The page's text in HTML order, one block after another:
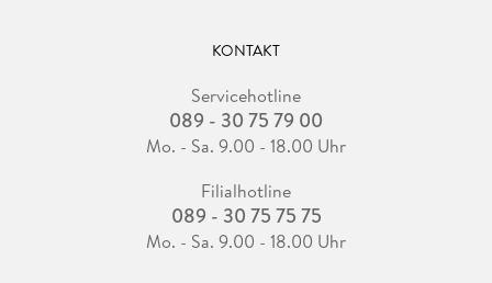
KONTAKT
Servicehotline
089 - 30 75 79 00
Mo. - Sa. 9.00 - 18.00 Uhr
Filialhotline
089 - 30 75 75 75
Mo. - Sa. 9.00 - 18.00 Uhr